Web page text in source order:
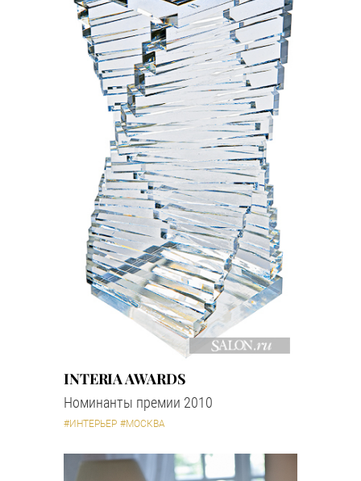
INTERIA AWARDS
Номинанты премии 2010
#ИНТЕРЬЕР #МОСКВА